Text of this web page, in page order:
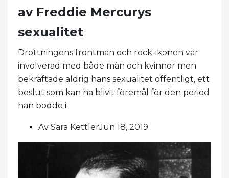
av Freddie Mercurys
sexualitet
Drottningens frontman och rock-ikonen var
involverad med både män och kvinnor men
bekräftade aldrig hans sexualitet offentligt, ett
beslut som kan ha blivit föremål för den period
han bodde i.
Av Sara KettlerJun 18, 2019